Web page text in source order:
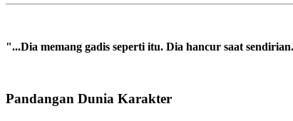
"...Dia memang gadis seperti itu. Dia hancur saat
Pandangan Dunia Karakter